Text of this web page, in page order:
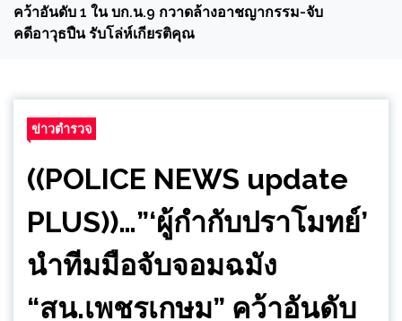
คว้าอันดับ 1 ใน บก.น.9 กวาดล้างอาชญากรรม-จับ
คดีอาวุธปืน รับโล่ห์เกียรติคุณ
ข่าวตำรวจ
((POLICE NEWS update
PLUS))…”‘ผู้กำกับปราโมทย์’
นำทีมมือจับจอมฉมัง
“สน.เพชรเกษม” คว้าอันดับ